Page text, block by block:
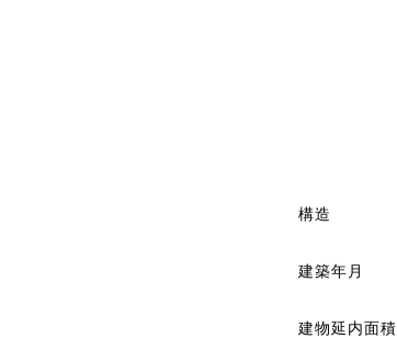
構造
建築年月
建物延内面積